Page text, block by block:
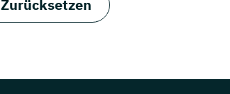
Zurücksetzen